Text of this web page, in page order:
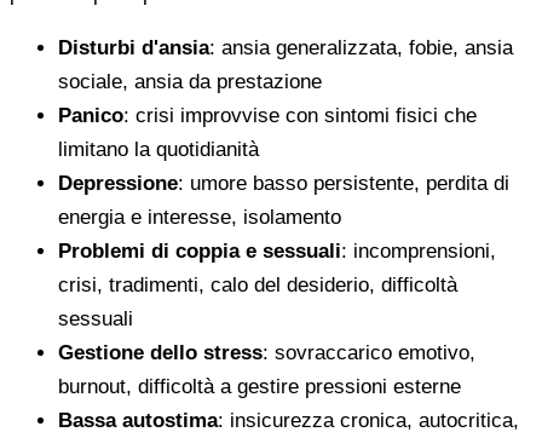
Disturbi d'ansia: ansia generalizzata, fobie, ansia
sociale, ansia da prestazione
Panico: crisi improvvise con sintomi fisici che
limitano la quotidianità
Depressione: umore basso persistente, perdita di
energia e interesse, isolamento
Problemi di coppia e sessuali: incomprensioni,
crisi, tradimenti, calo del desiderio, difficoltà
sessuali
Gestione dello stress: sovraccarico emotivo,
burnout, difficoltà a gestire pressioni esterne
Bassa autostima: insicurezza cronica, autocritica,